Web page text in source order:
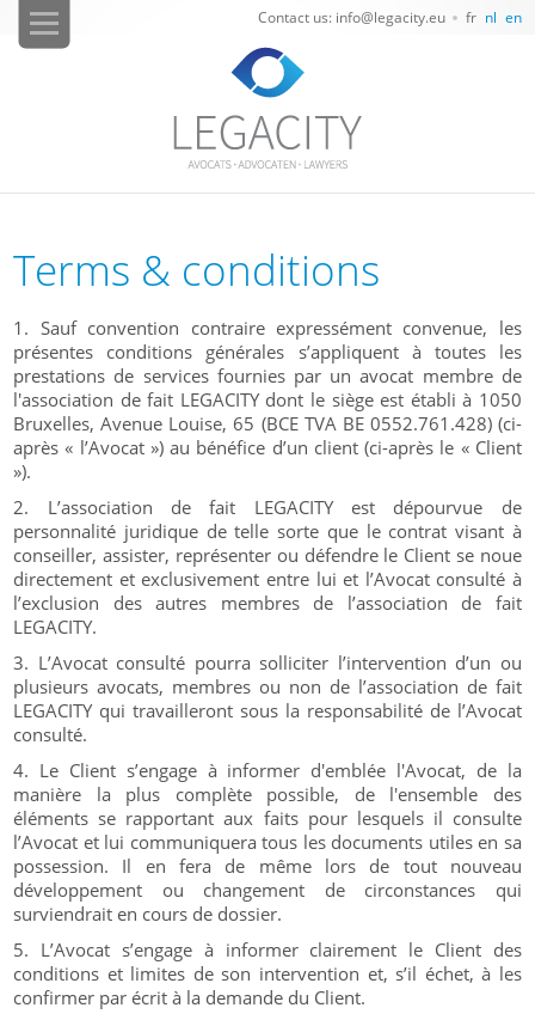
fr nl en
Contact us: info@legacity.eu
Terms & conditions
Sauf convention contraire expressément convenue, les
présentes conditions générales s’appliquent à toutes les
prestations de services fournies par un avocat membre de
l'association de fait LEGACITY dont le siège est établi à 1050
Bruxelles, Avenue Louise, 65 (BCE TVA BE 0552.761.428) (ci-
après « l’Avocat ») au bénéfice d’un client (ci-après le « Client
»).
L’association de fait LEGACITY est dépourvue de
personnalité juridique de telle sorte que le contrat visant à
conseiller, assister, représenter ou défendre le Client se noue
directement et exclusivement entre lui et l’Avocat consulté à
l’exclusion des autres membres de l’association de fait
LEGACITY.
L’Avocat consulté pourra solliciter l’intervention d’un ou
plusieurs avocats, membres ou non de l’association de fait
LEGACITY qui travailleront sous la responsabilité de l’Avocat
consulté.
Le Client s’engage à informer d'emblée l'Avocat, de la
manière la plus complète possible, de l'ensemble des
éléments se rapportant aux faits pour lesquels il consulte
l’Avocat et lui communiquera tous les documents utiles en sa
possession. Il en fera de même lors de tout nouveau
développement ou changement de circonstances qui
surviendrait en cours de dossier.
L’Avocat s’engage à informer clairement le Client des
conditions et limites de son intervention et, s’il échet, à les
confirmer par écrit à la demande du Client.